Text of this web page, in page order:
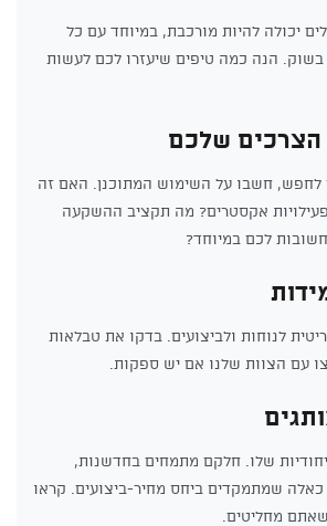
יכולה להיות מורכבת, במיוחד עם כל
בשוק. הנה כמה טיפים שיעזרו לכם לעשות
לחפש, חשבו על השימוש המתוכנן. האם זה
אקסטרים? מה תקציב ההשקעה
לכם במיוחד?
לנוחות ולביצועים. בדקו את טבלאות
עם הצוות שלנו אם יש ספקות.
שלו. חלקם מתמחים בחדשנות,
כאלה שמתמקדים ביחס מחיר-ביצועים. קראו
שאתם מחליטים.